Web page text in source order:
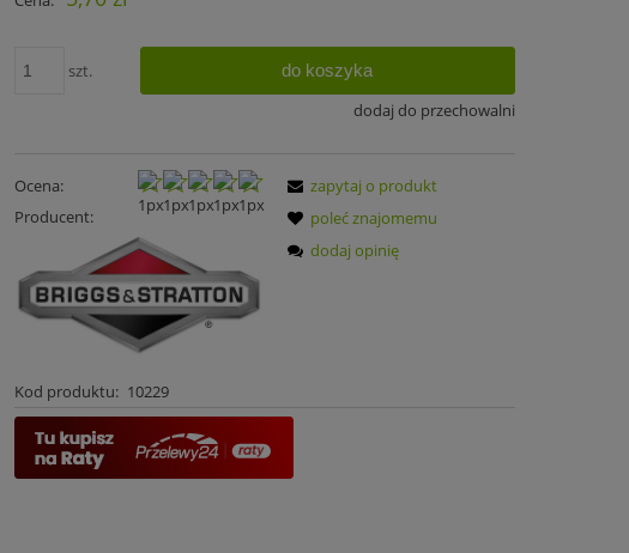
płatności
szt. do koszyka
dodaj do przechowalni
Ocena:
Producent:
Kod produktu: 10229
zapytaj o produkt
poleć znajomemu
dodaj opinię